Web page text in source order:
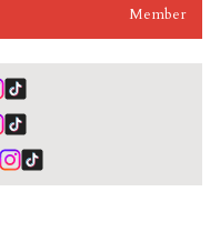
Member